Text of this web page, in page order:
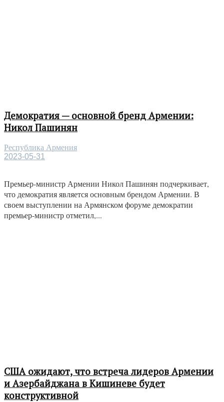
Демократия — основной бренд Армении:
Никол Пашинян
Республика Армения
2023-05-31
Премьер-министр Армении Никол Пашинян подчеркивает,
что демократия является основным брендом Армении. В
своем выступлении на Армянском форуме демократии
премьер-министр отметил,...
США ожидают, что встреча лидеров Армении
и Азербайджана в Кишиневе будет
конструктивной